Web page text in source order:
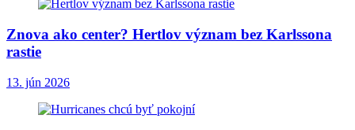
Znova ako center? Hertlov význam bez Karlssona
rastie
13. jún 2026